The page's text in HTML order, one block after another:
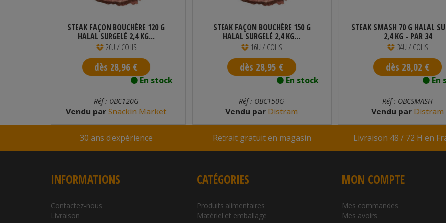
STEAK FAÇON BOUCHÈRE 120 G
HALAL SURGELÉ 2,4 KG...
20U / COLIS
dès 28,96 €
En stock
Réf : OBC120G
Vendu parSnackin Market
STEAK FAÇON BOUCHÈRE 150 G
HALAL SURGELÉ 2,4 KG...
16U / COLIS
dès 28,95 €
En stock
Réf : OBC150G
Vendu par Distram
STEAK SMASH 70 G HALAL
2,4 KG - PAR 34
34U / COLIS
dès 28,02 €
En
Réf : OBCSMASH
Vendu par Distram
30 ans d’expérience Retrait gratuit en magasin Livraison 48 / 72 H en
INFORMATIONS
Contactez-nous
Livraison
CATÉGORIES
Produits alimentaires
Matériel et emballage
MON COMPTE
Mes commandes
Mes avoirs